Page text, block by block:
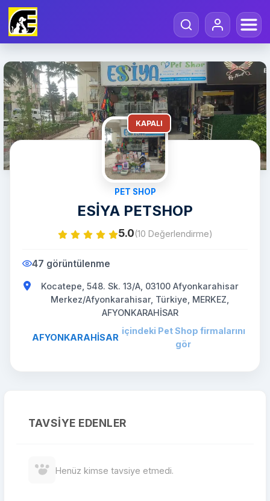
KAPALI
PET SHOP
ESİYA PETSHOP
5.0(10 Değerlendirme)
47 görüntülenme
Kocatepe, 548. Sk. 13/A, 03100 Afyonkarahisar
Merkez/Afyonkarahisar, Türkiye, MERKEZ,
AFYONKARAHİSAR
AFYONKARAHİSAR
içindeki Pet Shop firmalarını
gör
TAVSIYE EDENLER
Henüz kimse tavsiye etmedi.